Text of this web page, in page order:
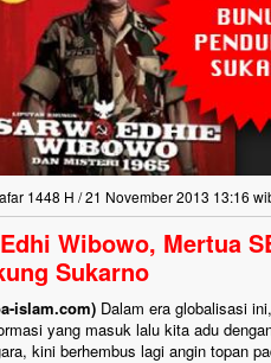
1448 H / 21 November 2013 13:16
Wibowo, Mertua
Sukarno
islam.com) Dalam era globalisasi
yang masuk lalu kita adu
kini berhembus lagi angin topan
Hidup Naura Salsabila dipenuhi
rintangan yang sangat berat.
berusia sepuluh bulan, bayi
menghadapi penyakit yang
pembuluh darah berukuran...